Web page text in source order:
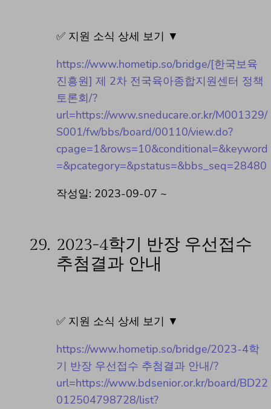
✅ 지원 소식 상세 보기 ▼
https://www.hometip.so/bridge/[한국보육
진흥원] 제 2차 전국육아종합지원센터 정책
토론회/?
url=https://www.sneducare.or.kr/M001329/
S001/fw/bbs/board/00110/view.do?
cpage=1&rows=10&conditional=&keyword
=&pcategory=&pstatus=&bbs_seq=28480
작성일: 2023-09-07 ~
29. 2023-4학기 반장 우선접수
추첨결과 안내
✅ 지원 소식 상세 보기 ▼
https://www.hometip.so/bridge/2023-4학
기 반장 우선접수 추첨결과 안내/?
url=https://www.bdsenior.or.kr/board/BD22
012504798728/list?